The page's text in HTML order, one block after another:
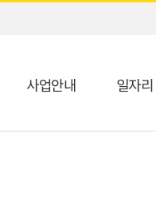
사업안내 일자